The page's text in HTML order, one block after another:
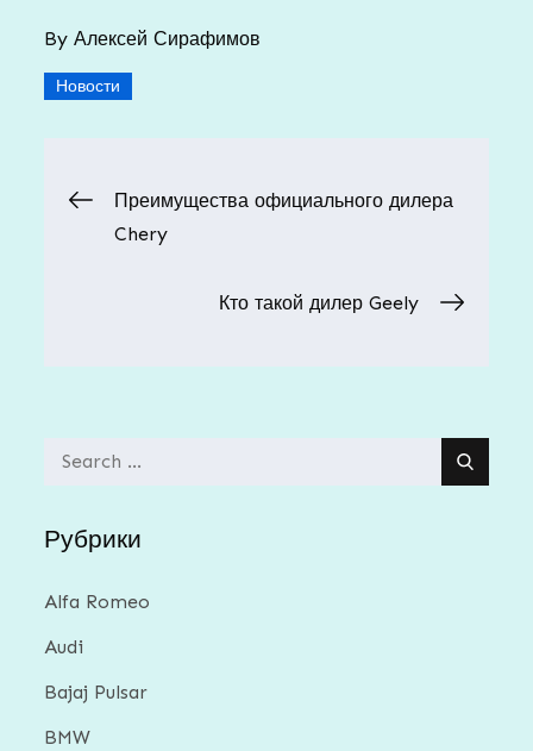
ByАлексей Сирафимов
Новости
Навигация
Преимущества официального дилера
Chery
Кто такой дилер Geely
Search
Рубрики
Alfa Romeo
Audi
Bajaj Pulsar
BMW